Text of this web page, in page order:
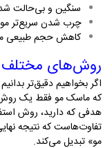
سنگین و بی‌حالت
چرب شدن سریع‌تر
کاهش حجم طبیعی
روش‌های مختلف
اگر بخواهیم دقیق‌تر بدانیم
که ماسک مو فقط یک روش
هدفی که دارید، روش
تفاوت‌هاست که نتیجه
مو» تبدیل می‌کند.